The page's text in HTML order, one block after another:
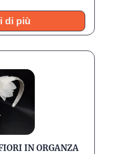
di più
IN ORGANZA